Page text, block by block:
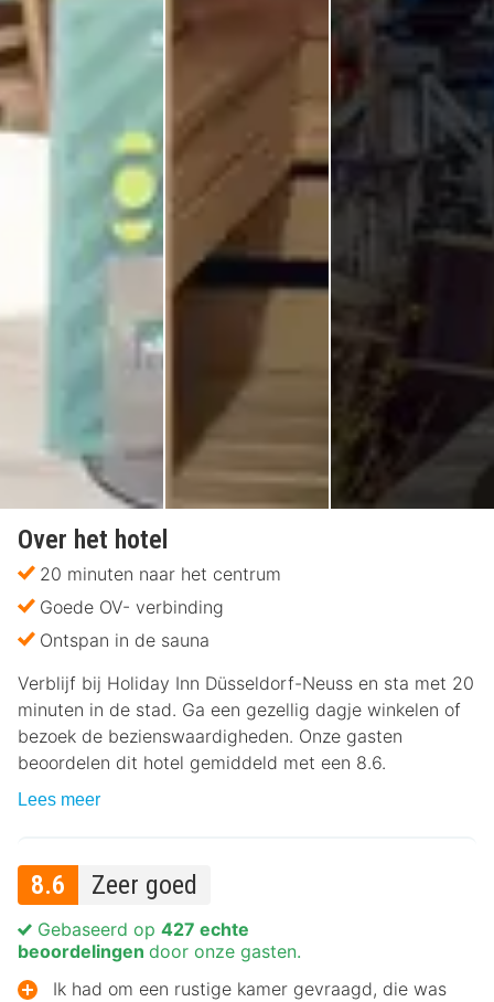
Over het hotel
20 minuten naar het centrum
Goede OV- verbinding
Ontspan in de sauna
Verblijf bij Holiday Inn Düsseldorf-Neuss en sta met 20
minuten in de stad. Ga een gezellig dagje winkelen of
bezoek de bezienswaardigheden. Onze gasten
beoordelen dit hotel gemiddeld met een 8.6.
Lees meer
8.6 Zeer goed
Gebaseerd op 427 echte
beoordelingen door onze gasten.
Ik had om een rustige kamer gevraagd, die was